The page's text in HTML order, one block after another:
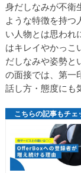
身だしなみが不衛
ような特徴を持
い人物とは思われ
はキレイやかっこ
だしなみや姿勢と
の面接では、第一
話し方・態度にも